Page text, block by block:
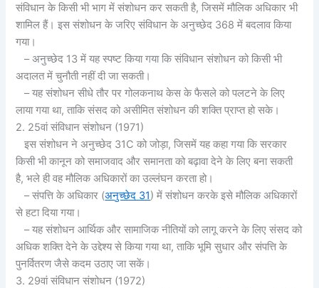
संविधान के किसी भी भाग में संशोधन कर सकती है, जिसमें मौलिक अधिकार भी
शामिल हैं। इस संशोधन के जरिए संविधान के अनुच्छेद 368 में बदलाव किया
गया।
– अनुच्छेद 13 में यह स्पष्ट किया गया कि संविधान संशोधन को किसी भी
अदालत में चुनौती नहीं दी जा सकती।
– यह संशोधन सीधे तौर पर गोलकनाथ केस के फैसले को पलटने के लिए
लाया गया था, ताकि संसद को असीमित संशोधन की शक्ति प्राप्त हो सके।
2. 25वां संविधान संशोधन (1971)
इस संशोधन ने अनुच्छेद 31C को जोड़ा, जिसमें यह कहा गया कि सरकार
किसी भी कानून को समाजवाद और समानता को बढ़ावा देने के लिए बना सकती
है, भले ही वह मौलिक अधिकारों का उल्लंघन करता हो।
– संपत्ति के अधिकार (अनुच्छेद 31) में संशोधन करके इसे मौलिक अधिकारों
से हटा दिया गया।
– यह संशोधन आर्थिक और सामाजिक नीतियों को लागू करने के लिए संसद को
अधिक शक्ति देने के उद्देश्य से किया गया था, ताकि भूमि सुधार और संपत्ति के
पुनर्वितरण जैसे कदम उठाए जा सकें।
3. 29वां संविधान संशोधन (1972)